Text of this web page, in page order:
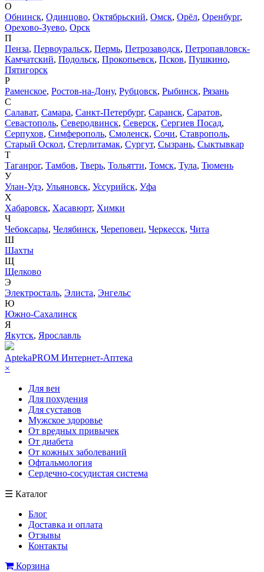
О
Обнинск, Одинцово, Октябрьский, Омск, Орёл, Оренбург,
Орехово-Зуево, Орск
П
Пенза, Первоуральск, Пермь, Петрозаводск, Петропавловск-
Камчатский, Подольск, Прокопьевск, Псков, Пушкино,
Пятигорск
Р
Раменское, Ростов-на-Дону, Рубцовск, Рыбинск, Рязань
С
Салават, Самара, Санкт-Петербург, Саранск, Саратов,
Севастополь, Северодвинск, Северск, Сергиев Посад,
Серпухов, Симферополь, Смоленск, Сочи, Ставрополь,
Старый Оскол, Стерлитамак, Сургут, Сызрань, Сыктывкар
Т
Таганрог, Тамбов, Тверь, Тольятти, Томск, Тула, Тюмень
У
Улан-Удэ, Ульяновск, Уссурийск, Уфа
Х
Хабаровск, Хасавюрт, Химки
Ч
Чебоксары, Челябинск, Череповец, Черкесск, Чита
Ш
Шахты
Щ
Щелково
Э
Электросталь, Элиста, Энгельс
Ю
Южно-Сахалинск
Я
Якутск, Ярославль
AptekaPROM Интернет-Аптека
×
Для вен
Для похудения
Для суставов
Мужское здоровье
От вредных привычек
От диабета
От кожных заболеваний
Офтальмология
Сердечно-сосудистая система
☰ Каталог
Блог
Доставка и оплата
Отзывы
Контакты
Корзина